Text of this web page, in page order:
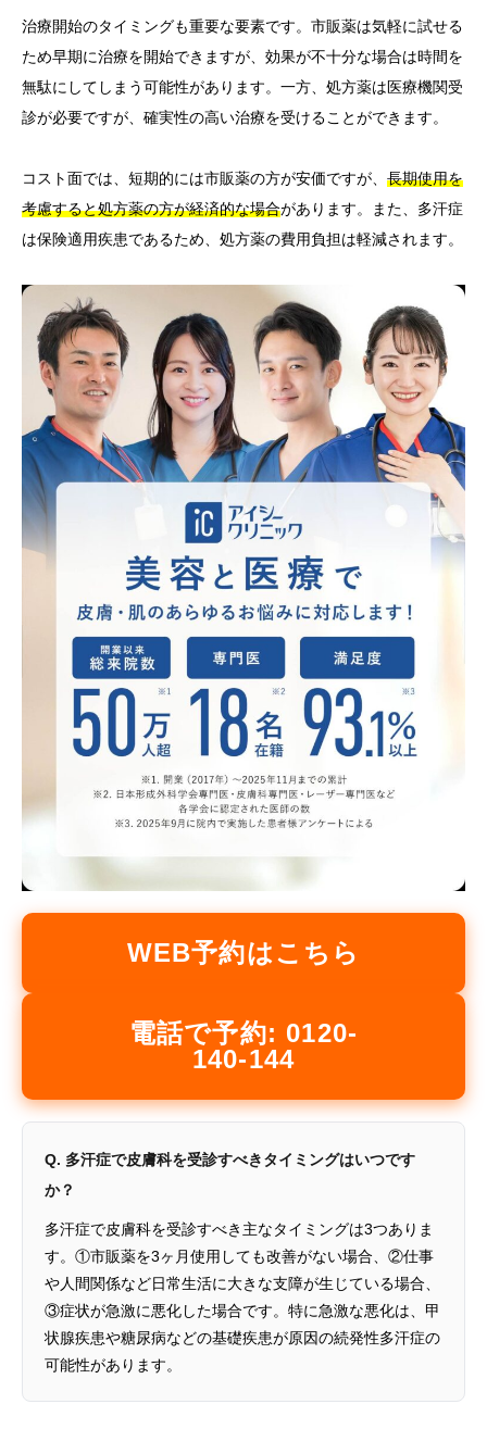
治療開始のタイミングも重要な要素です。市販薬は気軽に試せる
ため早期に治療を開始できますが、効果が不十分な場合は時間を
無駄にしてしまう可能性があります。一方、処方薬は医療機関受
診が必要ですが、確実性の高い治療を受けることができます。
コスト面では、短期的には市販薬の方が安価ですが、 長期使用を
考慮すると処方薬の方が経済的な場合があります。また、多汗症
は保険適用疾患であるため、処方薬の費用負担は軽減されます。
WEB予約はこちら
電話で予約: 0120-
140-144
Q. 多汗症で皮膚科を受診すべきタイミングはいつです
か？
多汗症で皮膚科を受診すべき主なタイミングは3つありま
す。①市販薬を3ヶ月使用しても改善がない場合、②仕事
や人間関係など日常生活に大きな支障が生じている場合、
③症状が急激に悪化した場合です。特に急激な悪化は、甲
状腺疾患や糖尿病などの基礎疾患が原因の続発性多汗症の
可能性があります。